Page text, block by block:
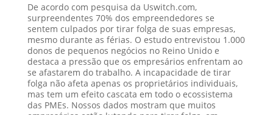
De acordo com pesquisa da Uswitch.com,
surpreendentes 70% dos empreendedores se
sentem culpados por tirar folga de suas empresas,
mesmo durante as férias. O estudo entrevistou 1.000
donos de pequenos negócios no Reino Unido e
destaca a pressão que os empresários enfrentam ao
se afastarem do trabalho. A incapacidade de tirar
folga não afeta apenas os proprietários individuais,
mas tem um efeito cascata em todo o ecossistema
das PMEs. Nossos dados mostram que muitos